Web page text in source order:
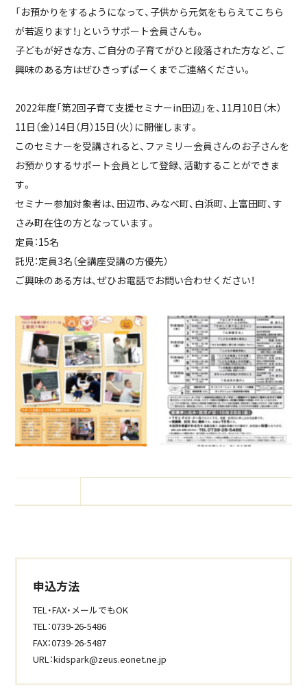
「お預かりをするようになって、子供から元気をもらえてこちら
が若返ります！」というサポート会員さんも。
子どもが好きな方、ご自分の子育てがひと段落された方など、ご
興味のある方はぜひきっずぱーくまでご連絡ください。
2022年度「第2回子育て支援セミナーin田辺」を、11月10日（木）
11日（金）14日（月）15日（火）に開催します。
このセミナーを受講されると、ファミリー会員さんのお子さんを
お預かりするサポート会員として登録、活動することができま
す。
セミナー参加対象者は、田辺市、みなべ町、白浜町、上富田町、す
さみ町在住の方となっています。
定員：15名
託児：定員3名（全講座受講の方優先）
ご興味のある方は、ぜひお電話でお問い合わせください！
申込方法
TEL・FAX・メールでもOK
TEL：0739-26-5486
FAX：0739-26-5487
URL：kidspark@zeus.eonet.ne.jp